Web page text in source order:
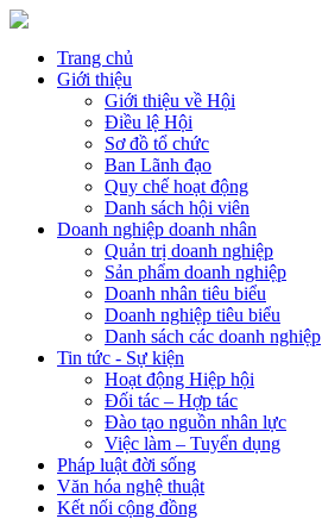
Trang chủ
Giới thiệu
Giới thiệu về Hội
Điều lệ Hội
Sơ đồ tổ chức
Ban Lãnh đạo
Quy chế hoạt động
Danh sách hội viên
Doanh nghiệp doanh nhân
Quản trị doanh nghiệp
Sản phẩm doanh nghiệp
Doanh nhân tiêu biểu
Doanh nghiệp tiêu biểu
Danh sách các doanh nghiệp
Tin tức - Sự kiện
Hoạt động Hiệp hội
Đối tác – Hợp tác
Đào tạo nguồn nhân lực
Việc làm – Tuyển dụng
Pháp luật đời sống
Văn hóa nghệ thuật
Kết nối cộng đồng